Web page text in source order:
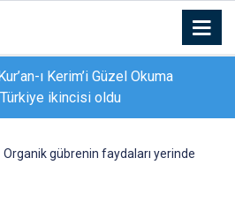
ı Kerim’i Güzel Okuma
Türkiye ikincisi oldu
yaz kursu coşkusu
Organik gübrenin faydaları yerinde